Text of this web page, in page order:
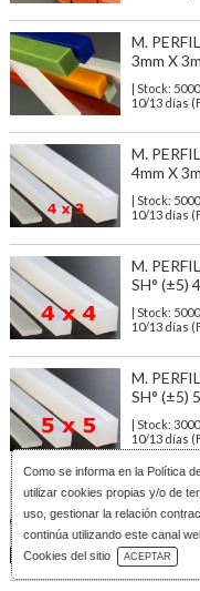
Como se informa en la Política
utilizar cookies propias y/o de
uso, gestionar la relación
continúa utilizando este canal
Cookies del sitio
ACEPTAR
M.
3mm X
| Stock:
10/13 días
M.
4mm X
| Stock:
10/13 días
M.
SH° (±5)
| Stock:
10/13 días
M.
SH° (±5)
| Stock:
10/13 días
M.
SH° (±5)
| Stock: 100
días | Ref.
Descarga Catálogo